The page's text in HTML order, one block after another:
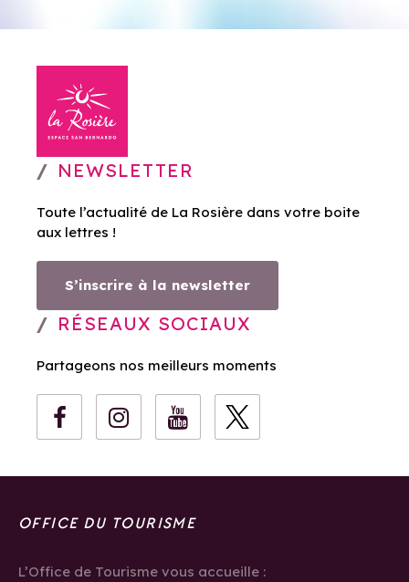
NEWSLETTER
Toute l’actualité de La Rosière dans votre boite
aux lettres !
S’inscrire à la newsletter
RÉSEAUX SOCIAUX
Partageons nos meilleurs moments
OFFICE DU TOURISME
L’Office de Tourisme vous accueille :